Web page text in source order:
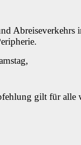
Abreiseverkehrs
gilt für alle